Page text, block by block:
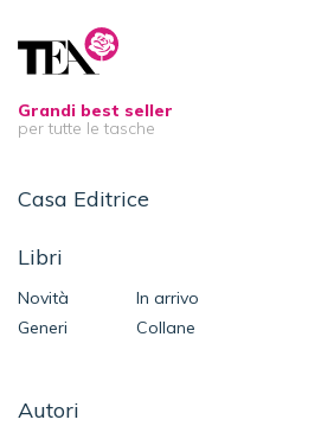
Grandi best seller
per tutte le tasche
Casa Editrice
Libri
Novità
In arrivo
Generi
Collane
Autori